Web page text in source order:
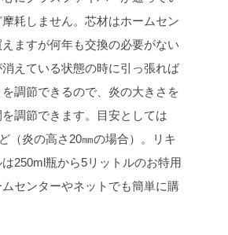
耗しません。芯材はホームセン
ますが何年も交換の必要がない
えている状態の時に引っ張れば
調節できるので、炎の大きさを
調節できます。目安としては
（炎の高さ20㎜の場合）。リキ
250ml瓶から5リットルのお特用
センターやネットでも簡単に購